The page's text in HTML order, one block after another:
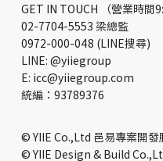
GET IN TOUCH （營業時間
02-7704-5553 梁總監
0972-000-048 (LINE搜尋)
LINE: @yiiegroup
E: icc@yiiegroup.com
​統編：93789376
© YIIE Co.,Ltd 邑易專案開發
© YIIE Design & Build